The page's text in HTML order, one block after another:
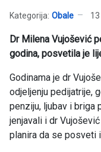
Kategorija: Obale
Dr Milena Vujošević
godina, posvetila je
Godinama je dr
odjeljenju pedijatrije,
penziju, ljubav i briga
jenjavali i dr
planira da se posveti